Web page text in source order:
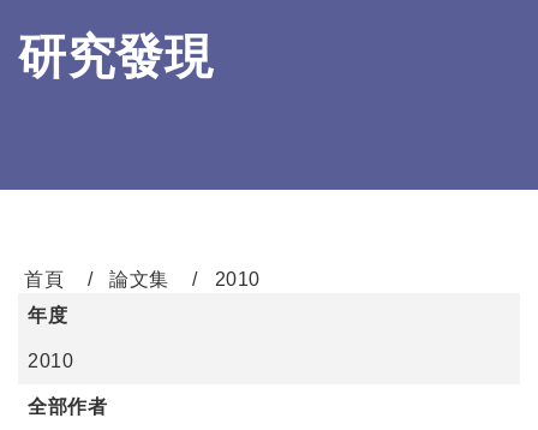
研究發現
首頁 論文集
2010
年度
2010
全部作者